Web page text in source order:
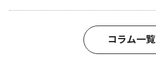
コラム一覧